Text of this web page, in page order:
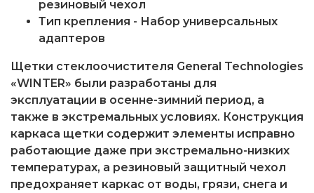
резиновый чехол
Тип крепления - Набор универсальных
адаптеров
Щетки стеклоочистителя General Technologies
«WINTER» были разработаны для
эксплуатации в осенне-зимний период, а
также в экстремальных условиях. Конструкция
каркаса щетки содержит элементы исправно
работающие даже при экстремально-низких
температурах, а резиновый защитный чехол
предохраняет каркас от воды, грязи, снега и